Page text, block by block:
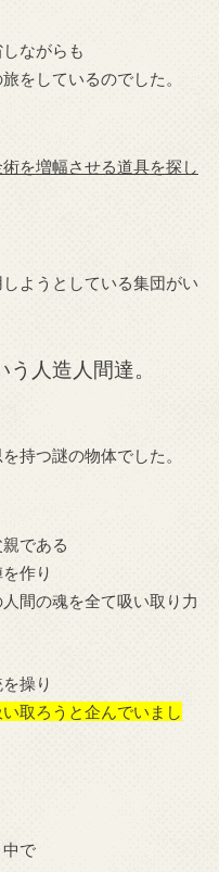
ながらも
をしているのでした。
を増幅させる道具を探し
ようとしている集団がい
人造人間達。
持つ謎の物体でした。
である
作り
間の魂を全て吸い取り力
操り
取ろうと企んでいまし
で